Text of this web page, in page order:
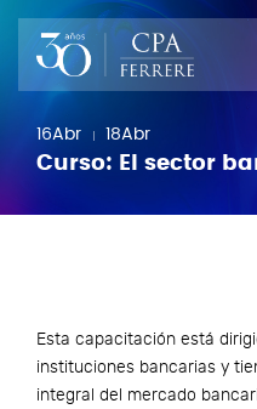
16Abr 18Abr
Curso: El sector
Esta capacitación está
instituciones bancarias y
integral del mercado